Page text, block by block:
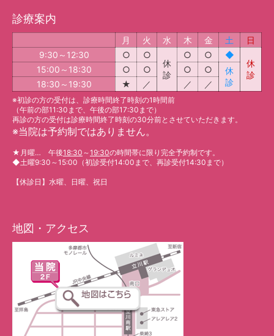
診療案内
月 火 水 木 金 土
日
9:30～12:30
○
○
休
診
○ ○
◆
休
診
15:00～18:30 ○ ○ ○ ○
休
診
18:30～19:30 ★ ／ ／ ／
※初診の方の受付は、診療時間終了時刻の1時間前
（午前の部11:30まで、午後の部17:30まで）
再診の方の受付は診療時間終了時刻の30分前とさせていただきます。
※当院は予約制ではありません。
★ 月曜… 午後18:30 ～19:30の時間帯に限り完全予約制です。
◆土曜9:30～15:00（初診受付14:00まで、再診受付14:30まで）
【休診日】水曜、日曜、祝日
地図・アクセス